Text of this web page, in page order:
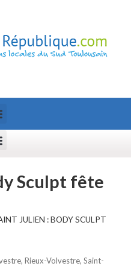
Sculpt fête
JULIEN : BODY SCULPT
, Rieux-Volvestre, Saint-